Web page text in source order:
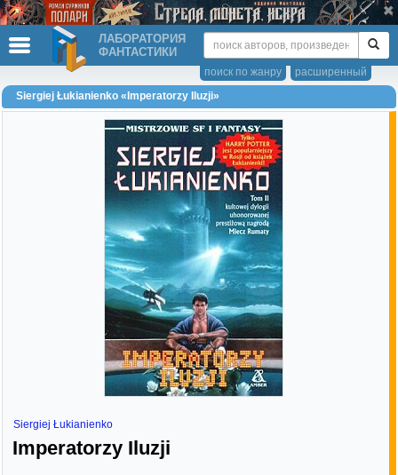
ЛАБОРАТОРИЯ
ФАНТАСТИКИ
расширенный
поиск по жанру
Siergiej Łukianienko «Imperatorzy Iluzji»
Siergiej Łukianienko
Imperatorzy Iluzji